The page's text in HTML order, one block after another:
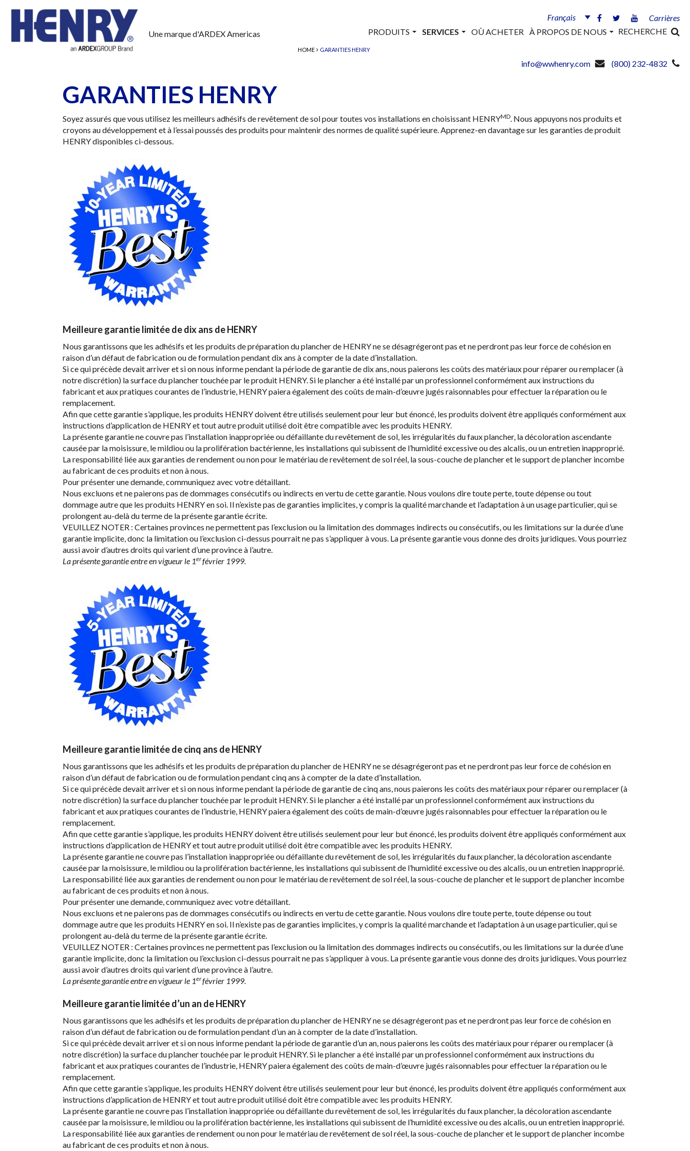
Une marque d'ARDEX Americas
Carrières
Français
PRODUITS
SERVICES OÙ ACHETER À PROPOS DE NOUS RECHERCHE
HOME GARANTIES HENRY
info@wwhenry.com (800) 232-4832
GARANTIES HENRY
Soyez assurés que vous utilisez les meilleurs adhésifs de revêtement de sol pour toutes vos installations en choisissant HENRYMD. Nous appuyons nos produits et
croyons au développement et à l’essai poussés des produits pour maintenir des normes de qualité supérieure. Apprenez-en davantage sur les garanties de produit
HENRY disponibles ci-dessous.
Meilleure garantie limitée de dix ans de HENRY
Nous garantissons que les adhésifs et les produits de préparation du plancher de HENRY ne se désagrégeront pas et ne perdront pas leur force de cohésion en
raison d’un défaut de fabrication ou de formulation pendant dix ans à compter de la date d’installation.
Si ce qui précède devait arriver et si on nous informe pendant la période de garantie de dix ans, nous paierons les coûts des matériaux pour réparer ou remplacer (à
notre discrétion) la surface du plancher touchée par le produit HENRY. Si le plancher a été installé par un professionnel conformément aux instructions du
fabricant et aux pratiques courantes de l’industrie, HENRY paiera également des coûts de main-d’œuvre jugés raisonnables pour effectuer la réparation ou le
remplacement.
Afin que cette garantie s’applique, les produits HENRY doivent être utilisés seulement pour leur but énoncé, les produits doivent être appliqués conformément aux
instructions d’application de HENRY et tout autre produit utilisé doit être compatible avec les produits HENRY.
La présente garantie ne couvre pas l’installation inappropriée ou défaillante du revêtement de sol, les irrégularités du faux plancher, la décoloration ascendante
causée par la moisissure, le mildiou ou la prolifération bactérienne, les installations qui subissent de l’humidité excessive ou des alcalis, ou un entretien inapproprié.
La responsabilité liée aux garanties de rendement ou non pour le matériau de revêtement de sol réel, la sous-couche de plancher et le support de plancher incombe
au fabricant de ces produits et non à nous.
Pour présenter une demande, communiquez avec votre détaillant.
Nous excluons et ne paierons pas de dommages consécutifs ou indirects en vertu de cette garantie. Nous voulons dire toute perte, toute dépense ou tout
dommage autre que les produits HENRY en soi. Il n’existe pas de garanties implicites, y compris la qualité marchande et l’adaptation à un usage particulier, qui se
prolongent au-delà du terme de la présente garantie écrite.
VEUILLEZ NOTER : Certaines provinces ne permettent pas l’exclusion ou la limitation des dommages indirects ou consécutifs, ou les limitations sur la durée d’une
garantie implicite, donc la limitation ou l’exclusion ci-dessus pourrait ne pas s’appliquer à vous. La présente garantie vous donne des droits juridiques. Vous pourriez
aussi avoir d’autres droits qui varient d’une province à l’autre.
La présente garantie entre en vigueur le 1erfévrier 1999.
Meilleure garantie limitée de cinq ans de HENRY
Nous garantissons que les adhésifs et les produits de préparation du plancher de HENRY ne se désagrégeront pas et ne perdront pas leur force de cohésion en
raison d’un défaut de fabrication ou de formulation pendant cinq ans à compter de la date d’installation.
Si ce qui précède devait arriver et si on nous informe pendant la période de garantie de cinq ans, nous paierons les coûts des matériaux pour réparer ou remplacer (à
notre discrétion) la surface du plancher touchée par le produit HENRY. Si le plancher a été installé par un professionnel conformément aux instructions du
fabricant et aux pratiques courantes de l’industrie, HENRY paiera également des coûts de main-d’œuvre jugés raisonnables pour effectuer la réparation ou le
remplacement.
Afin que cette garantie s’applique, les produits HENRY doivent être utilisés seulement pour leur but énoncé, les produits doivent être appliqués conformément aux
instructions d’application de HENRY et tout autre produit utilisé doit être compatible avec les produits HENRY.
La présente garantie ne couvre pas l’installation inappropriée ou défaillante du revêtement de sol, les irrégularités du faux plancher, la décoloration ascendante
causée par la moisissure, le mildiou ou la prolifération bactérienne, les installations qui subissent de l’humidité excessive ou des alcalis, ou un entretien inapproprié.
La responsabilité liée aux garanties de rendement ou non pour le matériau de revêtement de sol réel, la sous-couche de plancher et le support de plancher incombe
au fabricant de ces produits et non à nous.
Pour présenter une demande, communiquez avec votre détaillant.
Nous excluons et ne paierons pas de dommages consécutifs ou indirects en vertu de cette garantie. Nous voulons dire toute perte, toute dépense ou tout
dommage autre que les produits HENRY en soi. Il n’existe pas de garanties implicites, y compris la qualité marchande et l’adaptation à un usage particulier, qui se
prolongent au-delà du terme de la présente garantie écrite.
VEUILLEZ NOTER : Certaines provinces ne permettent pas l’exclusion ou la limitation des dommages indirects ou consécutifs, ou les limitations sur la durée d’une
garantie implicite, donc la limitation ou l’exclusion ci-dessus pourrait ne pas s’appliquer à vous. La présente garantie vous donne des droits juridiques. Vous pourriez
aussi avoir d’autres droits qui varient d’une province à l’autre.
La présente garantie entre en vigueur le 1erfévrier 1999.
Meilleure garantie limitée d’un an de HENRY
Nous garantissons que les adhésifs et les produits de préparation du plancher de HENRY ne se désagrégeront pas et ne perdront pas leur force de cohésion en
raison d’un défaut de fabrication ou de formulation pendant d’un an à compter de la date d’installation.
Si ce qui précède devait arriver et si on nous informe pendant la période de garantie d’un an, nous paierons les coûts des matériaux pour réparer ou remplacer (à
notre discrétion) la surface du plancher touchée par le produit HENRY. Si le plancher a été installé par un professionnel conformément aux instructions du
fabricant et aux pratiques courantes de l’industrie, HENRY paiera également des coûts de main-d’œuvre jugés raisonnables pour effectuer la réparation ou le
remplacement.
Afin que cette garantie s’applique, les produits HENRY doivent être utilisés seulement pour leur but énoncé, les produits doivent être appliqués conformément aux
instructions d’application de HENRY et tout autre produit utilisé doit être compatible avec les produits HENRY.
La présente garantie ne couvre pas l’installation inappropriée ou défaillante du revêtement de sol, les irrégularités du faux plancher, la décoloration ascendante
causée par la moisissure, le mildiou ou la prolifération bactérienne, les installations qui subissent de l’humidité excessive ou des alcalis, ou un entretien inapproprié.
La responsabilité liée aux garanties de rendement ou non pour le matériau de revêtement de sol réel, la sous-couche de plancher et le support de plancher incombe
au fabricant de ces produits et non à nous.